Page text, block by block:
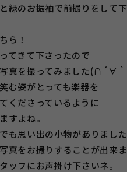
緑のお振袖で前撮りをして
ら！
てきて下さったので
真を撮ってみました(∩´∀
む姿がとっても楽器を
くださっているように
すよね。
も思い出の小物がありまし
真をお撮りすることが出来
ッフにお声掛け下さいネ。